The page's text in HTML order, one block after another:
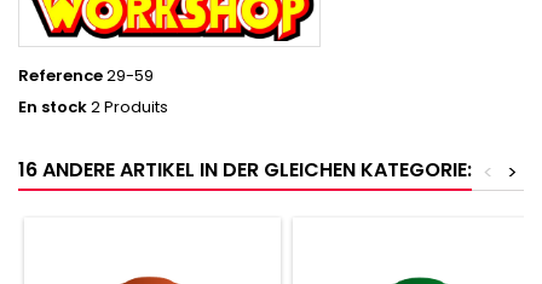
Reference29-59
En stock2 Produits
16 ANDERE ARTIKEL IN DER GLEICHEN KATEGORIE: >
<